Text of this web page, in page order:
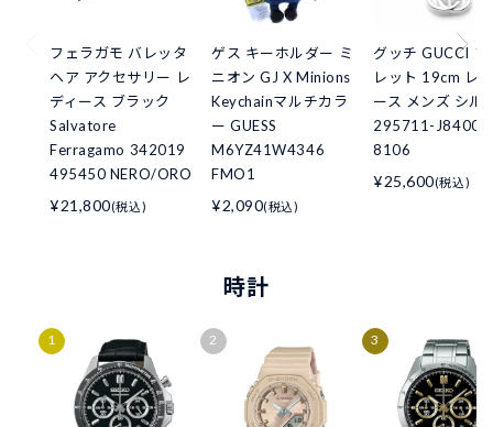
フェラガモ バレッタ
ヘア アクセサリー レ
ディース ブラック
Salvatore
Ferragamo 342019
495450 NERO/ORO
¥21,800(税込)
ゲス キーホルダー ミ
ニオン GJ X Minions
Keychainマルチカラ
ー GUESS
M6YZ41W4346
FMO1
¥2,090(税込)
グッチ GUCCI ブ
レット 19cm レ
ース メンズ シル
295711-J8400
8106
¥25,600(税込)
時計